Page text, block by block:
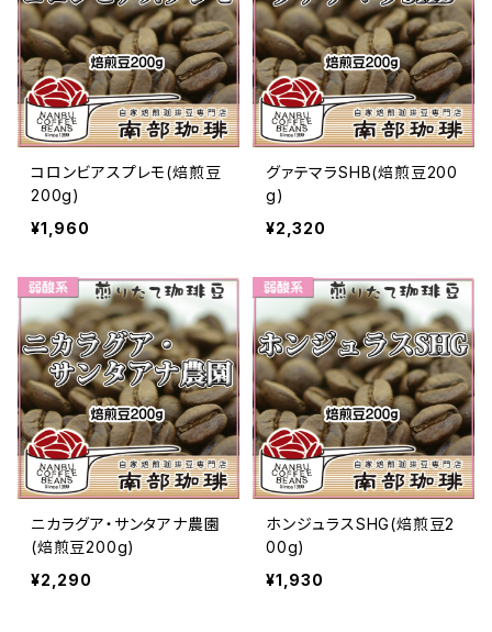
コロンビアスプレモ(焙煎豆
200g)
¥1,960
グァテマラSHB(焙煎豆200
g)
¥2,320
ニカラグア・サンタアナ農園
(焙煎豆200g)
¥2,290
ホンジュラスSHG(焙煎豆2
00g)
¥1,930